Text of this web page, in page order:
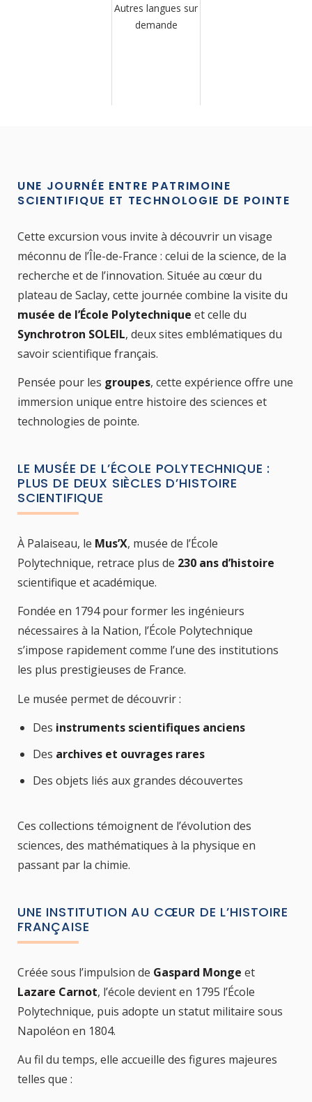
Autres langues sur
demande
UNE JOURNÉE ENTRE PATRIMOINE
SCIENTIFIQUE ET TECHNOLOGIE DE POINTE
Cette excursion vous invite à découvrir un visage
méconnu de l’Île-de-France : celui de la science, de la
recherche et de l’innovation. Située au cœur du
plateau de Saclay, cette journée combine la visite du
musée de l’École Polytechnique et celle du
Synchrotron SOLEIL, deux sites emblématiques du
savoir scientifique français.
Pensée pour les groupes, cette expérience offre une
immersion unique entre histoire des sciences et
technologies de pointe.
LE MUSÉE DE L’ÉCOLE POLYTECHNIQUE :
PLUS DE DEUX SIÈCLES D’HISTOIRE
SCIENTIFIQUE
À Palaiseau, le Mus’X, musée de l’École
Polytechnique, retrace plus de 230 ans d’histoire
scientifique et académique.
Fondée en 1794 pour former les ingénieurs
nécessaires à la Nation, l’École Polytechnique
s’impose rapidement comme l’une des institutions
les plus prestigieuses de France.
Le musée permet de découvrir :
Des instruments scientifiques anciens
Des archives et ouvrages rares
Des objets liés aux grandes découvertes
Ces collections témoignent de l’évolution des
sciences, des mathématiques à la physique en
passant par la chimie.
UNE INSTITUTION AU CŒUR DE L’HISTOIRE
FRANÇAISE
Créée sous l’impulsion de Gaspard Monge et
Lazare Carnot, l’école devient en 1795 l’École
Polytechnique, puis adopte un statut militaire sous
Napoléon en 1804.
Au fil du temps, elle accueille des figures majeures
telles que :